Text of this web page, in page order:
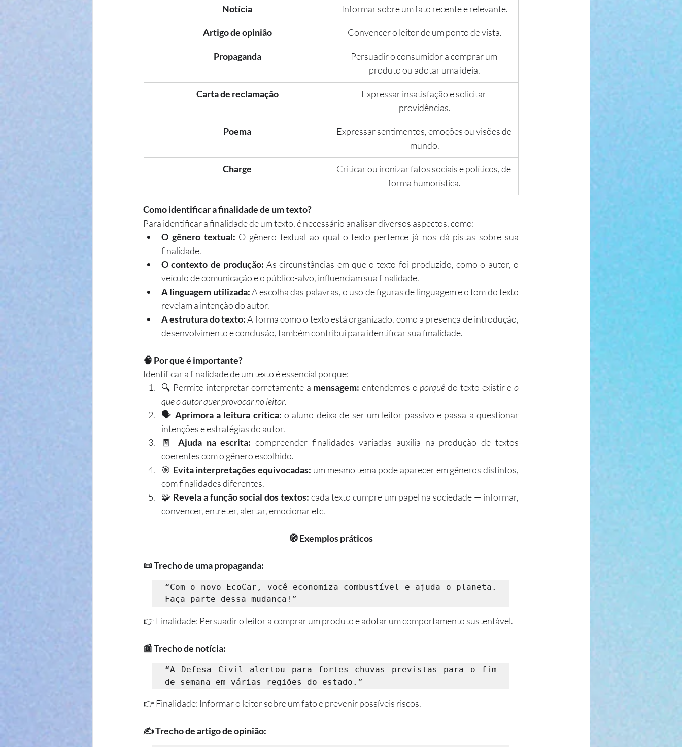
Notícia Informar sobre um fato recente e relevante.
Artigo de opinião Convencer o leitor de um ponto de vista.
Propaganda
Persuadir o consumidor a comprar um
produto ou adotar uma ideia.
Carta de reclamação
Expressar insatisfação e solicitar
providências.
Poema
Expressar sentimentos, emoções ou visões de
mundo.
Charge
Criticar ou ironizar fatos sociais e políticos, de
forma humorística.
Como identificar a finalidade de um texto?
Para identificar a finalidade de um texto, é necessário analisar diversos aspectos, como:
O gênero textual: O gênero textual ao qual o texto pertence já nos dá pistas sobre sua
finalidade.
O contexto de produção: As circunstâncias em que o texto foi produzido, como o autor, o
veículo de comunicação e o público-alvo, influenciam sua finalidade.
A linguagem utilizada: A escolha das palavras, o uso de figuras de linguagem e o tom do texto
revelam a intenção do autor.
A estrutura do texto: A forma como o texto está organizado, como a presença de introdução,
desenvolvimento e conclusão, também contribui para identificar sua finalidade.
🧠 Por que é importante?
Identificar a finalidade de um texto é essencial porque:
🔍 Permite interpretar corretamente a mensagem: entendemos o porquê do texto existir e o
que o autor quer provocar no leitor.
🗣️ Aprimora a leitura crítica: o aluno deixa de ser um leitor passivo e passa a questionar
intenções e estratégias do autor.
🧾 Ajuda na escrita: compreender finalidades variadas auxilia na produção de textos
coerentes com o gênero escolhido.
🎯 Evita interpretações equivocadas: um mesmo tema pode aparecer em gêneros distintos,
com finalidades diferentes.
🧩 Revela a função social dos textos: cada texto cumpre um papel na sociedade — informar,
convencer, entreter, alertar, emocionar etc.
🧭 Exemplos práticos
📜 Trecho de uma propaganda:
“Com o novo EcoCar, você economiza combustível e ajuda o planeta.
Faça parte dessa mudança!”
👉 Finalidade: Persuadir o leitor a comprar um produto e adotar um comportamento sustentável.
📰 Trecho de notícia:
“A Defesa Civil alertou para fortes chuvas previstas para o fim
de semana em várias regiões do estado.”
👉 Finalidade: Informar o leitor sobre um fato e prevenir possíveis riscos.
✍️ Trecho de artigo de opinião: